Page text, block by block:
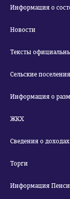
Информация о
Новости
Тексты
Сельские поселения
Информация о
ЖКХ
Сведения о
Торги
Информация